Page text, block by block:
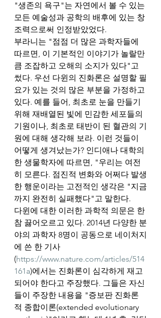
"생존의 욕구"는 자연에서 볼 수 있는
모든 예술성과 공학의 배후에 있는 창
조력으로써 인정받았었다.
부라니는 "점점 더 많은 과학자들에
따르면, 이 기본적인 이야기가 놀랄만
큼 조잡하고 오해의 소지가 있다"고
썼다. 우선 다윈의 진화론은 설명할 필
요가 있는 것의 많은 부분을 가정하고
있다. 예를 들어, 최초로 눈을 만들기
위해 재배열된 빛에 민감한 세포들의
기원이나, 최초로 태반이 된 혈관의 기
원에 대해 생각해 보라. 이런 것들이
어떻게 생겨났는가? 인디애나 대학의
한 생물학자에 따르면, "우리는 여전
히 모른다. 점진적 변화와 어쩌다 발생
한 행운이라는 고전적인 생각은 "지금
까지 완전히 실패했다"고 말한다.
다윈에 대한 이러한 과학적 의문은 한
참 끓어오르고 있다. 2014년 다양한 분
야의 과학자 8명이 공동으로 네이처지
에 쓴 한 기사
(https://www.nature.com/articles/514
161a)에서는 진화론이 심각하게 재고
되어야 한다고 주장했다. 그들은 자신
들이 주장한 내용을 "증보판 진화론
적 종합이론(extended evolutionary